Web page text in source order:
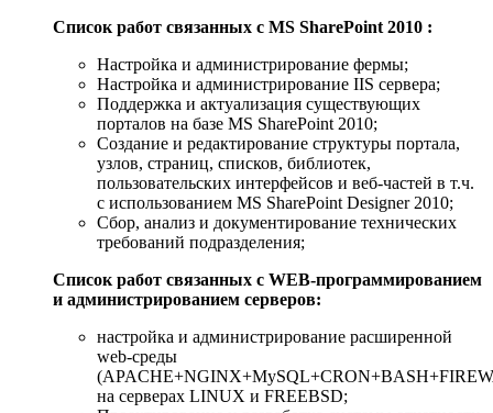
Список работ связанных с MS SharePoint 2010 :
Настройка и администрирование фермы;
Настройка и администрирование IIS сервера;
Поддержка и актуализация существующих
порталов на базе MS SharePoint 2010;
Cоздание и редактирование структуры портала,
узлов, страниц, списков, библиотек,
пользовательских интерфейсов и веб-частей в т.ч.
с использованием MS SharePoint Designer 2010;
Сбор, анализ и документирование технических
требований подразделения;
Список работ связанных с WEB-программированием
и администрированием серверов:
настройка и администрирование расширенной
web-среды
на серверах LINUX и FREEBSD;